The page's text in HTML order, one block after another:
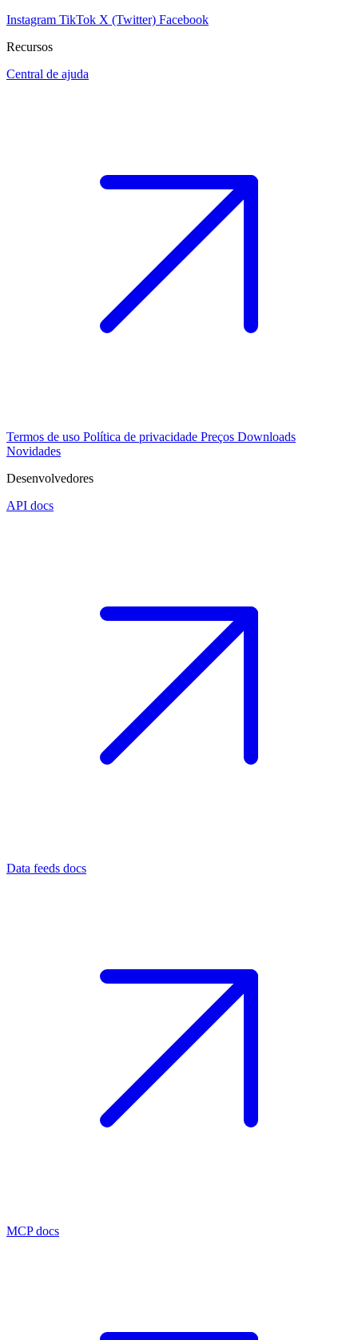
Instagram TikTok X (Twitter) Facebook
Recursos
Central de ajuda
Termos de uso Política de privacidade Preços Downloads
Novidades
Desenvolvedores
API docs
Data feeds docs
MCP docs